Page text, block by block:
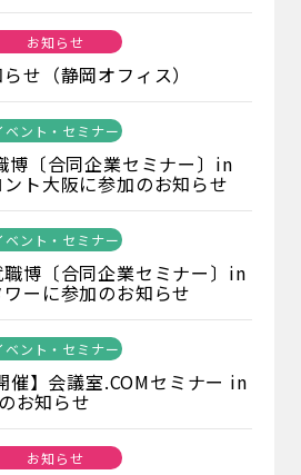
お知らせ
せ（静岡オフィス）
ベント・セミナー
博〔合同企業セミナー〕in
ト大阪に参加のお知らせ
ベント・セミナー
博〔合同企業セミナー〕in
ーに参加のお知らせ
ベント・セミナー
催】会議室.COMセミナー in
お知らせ
お知らせ